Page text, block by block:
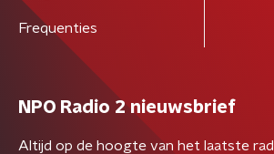
Frequenties
NPO Radio 2 nieuwsbrief
Altijd op de hoogte van het laatste